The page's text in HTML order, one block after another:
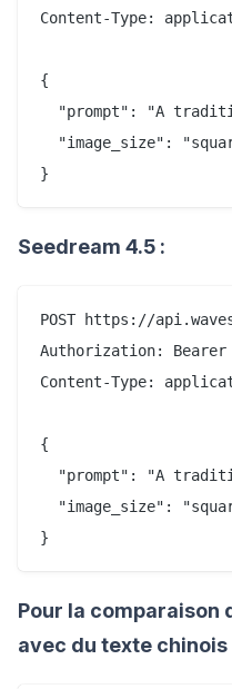
Content-Type:
{
"prompt": "A
"image_size":
Seedream 4.5 :
POST https://
Authorization: Bearer
Content-Type:
{
"prompt": "A
"image_size":
Pour la comparaison
avec du texte chinois